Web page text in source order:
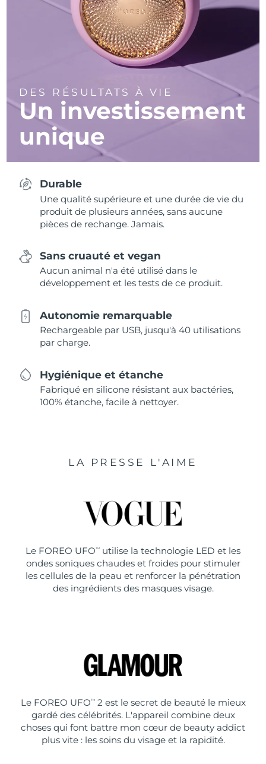
DES RÉSULTATS À VIE
Un investissement
unique
Durable
Une qualité supérieure et une durée de vie du
produit de plusieurs années, sans aucune
pièces de rechange. Jamais.
Sans cruauté et vegan
Aucun animal n'a été utilisé dans le
développement et les tests de ce produit.
Autonomie remarquable
Rechargeable par USB, jusqu'à 40 utilisations
par charge.
Hygiénique et étanche
Fabriqué en silicone résistant aux bactéries,
100% étanche, facile à nettoyer.
LA PRESSE L'AIME
Le FOREO UFO TM
utilise la technologie LED et les
ondes soniques chaudes et froides pour stimuler
les cellules de la peau et renforcer la pénétration
des ingrédients des masques visage.
Le FOREO UFO TM2 est le secret de beauté le mieux
gardé des célébrités. L'appareil combine deux
choses qui font battre mon cœur de beauty addict
plus vite : les soins du visage et la rapidité.